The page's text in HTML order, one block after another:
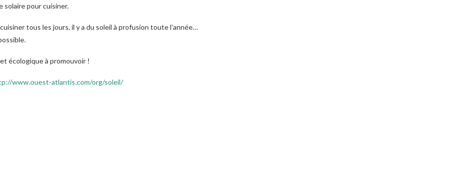
solaire pour cuisiner.
tous les jours, il y a du soleil à profusion toute l’année…
écologique à promouvoir !
www.ouest-atlantis.com/org/soleil/